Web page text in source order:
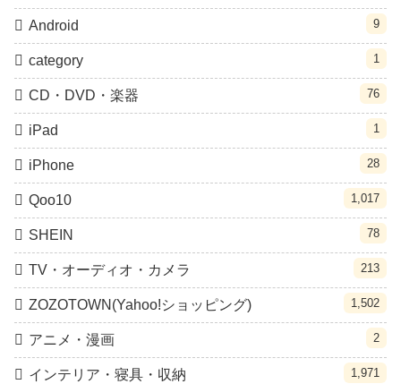
Android 9
category 1
CD・DVD・楽器 76
iPad 1
iPhone 28
Qoo10 1,017
SHEIN 78
TV・オーディオ・カメラ 213
ZOZOTOWN(Yahoo!ショッピング) 1,502
アニメ・漫画 2
インテリア・寝具・収納 1,971